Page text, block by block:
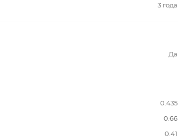
3 года
Да
0.435
0.66
0.41